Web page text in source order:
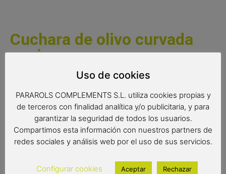
Cuchara de olivo curvada
agujeros
Cuchara de olivo agujeros, ideal para hervidos o recetas
con abundante aceite.
Medidas: 26 x 6 cm.
6,95€
Uso de cookies
PARAROLS COMPLEMENTS S.L. utiliza cookies propias y
de terceros con finalidad analítica y/o publicitaria, y para
garantizar la seguridad de todos los usuarios.
Compartimos esta información con nuestros partners de
redes sociales y análisis web por el uso de sus servicios.
Configurar cookies Aceptar Rechazar